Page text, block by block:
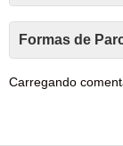
Formas de
Carregando